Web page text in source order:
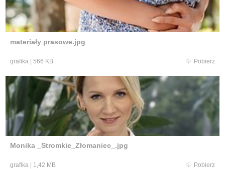
materiały prasowe.jpg
grafika | 566 KB Pobierz
Monika _Stromkie_Złomaniec_.jpg
grafika | 1,42 MB Pobierz